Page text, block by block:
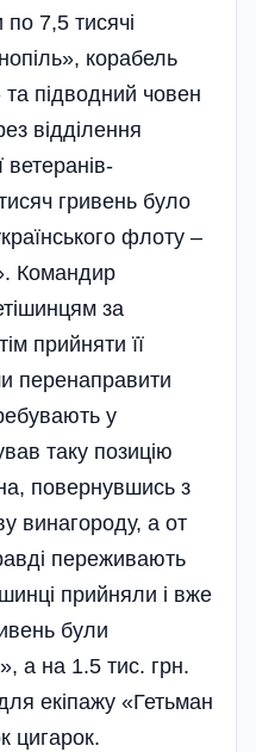
по 7,5 тисячі
корабель
підводний човен
відділення
ветеранів-
гривень було
флоту –
Командир
за
прийняти її
перенаправити
у
таку позицію
повернувшись з
винагороду, а от
переживають
прийняли і вже
були
а на 1.5 тис. грн.
екіпажу «Гетьман
цигарок.